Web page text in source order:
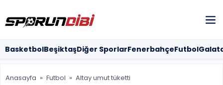
SOSYAL
BasketbolBeşiktaşDiğer SporlarFenerbahçeFutbol
Anasayfa » Futbol » Altay umut tüketti